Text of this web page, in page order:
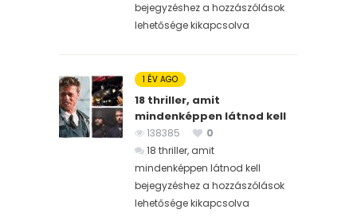
bejegyzéshez a hozzászólások
lehetősége kikapcsolva
1 ÉV AGO
18 thriller, amit
mindenképpen látnod kell
138385
0
18 thriller, amit
mindenképpen látnod kell
bejegyzéshez a hozzászólások
lehetősége kikapcsolva